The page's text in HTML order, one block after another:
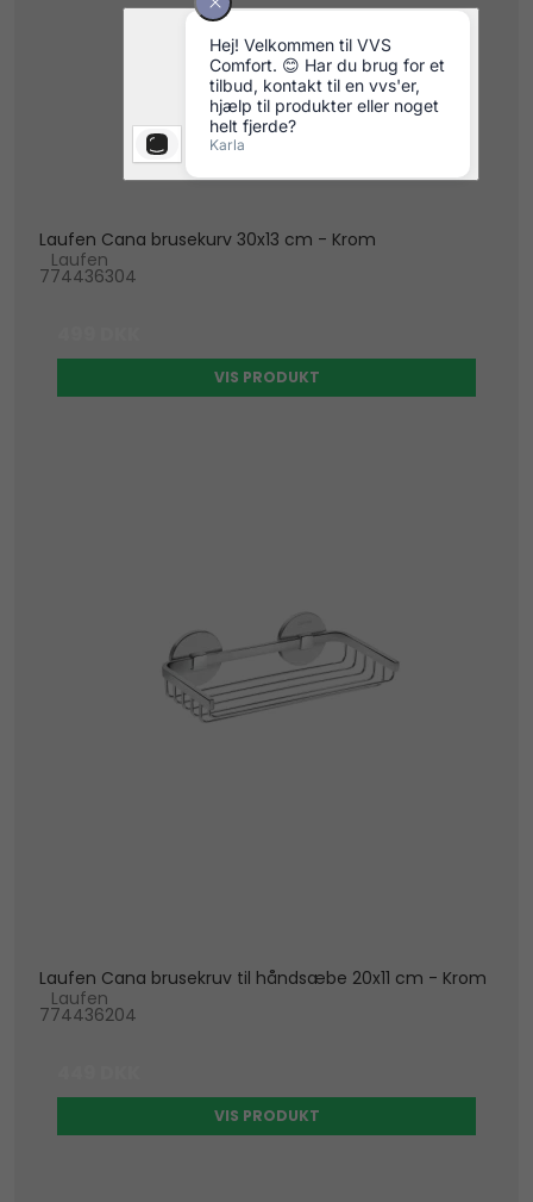
Laufen Cana brusekurv 30x13 cm - Krom
Laufen
774436304
VIS PRODUKT
Laufen Cana brusekruv til håndsæbe 20x11 cm - Krom
Laufen
774436204
VIS PRODUKT